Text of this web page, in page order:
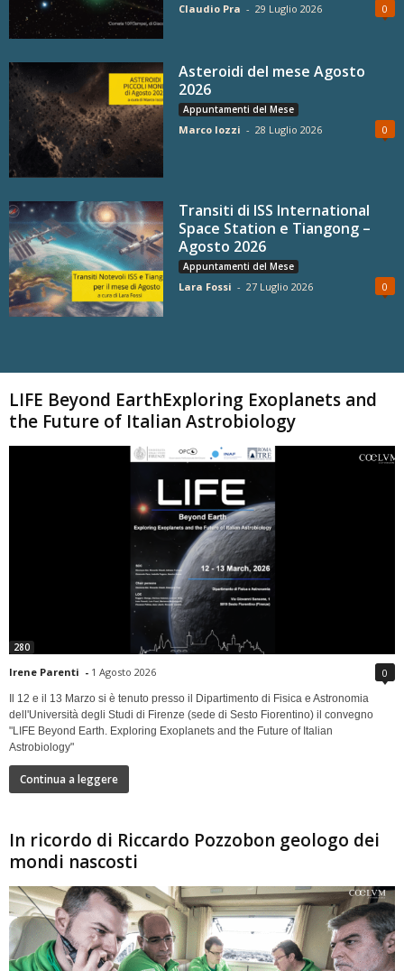
Claudio Pra - 29 Luglio 2026 0
Asteroidi del mese Agosto
2026
Appuntamenti del Mese
Marco Iozzi - 28 Luglio 2026 0
Transiti di ISS International
Space Station e Tiangong –
Agosto 2026
Appuntamenti del Mese
Lara Fossi - 27 Luglio 2026 0
LIFE Beyond EarthExploring Exoplanets and
the Future of Italian Astrobiology
280
Irene Parenti - 1 Agosto 2026 0
Il 12 e il 13 Marzo si è tenuto presso il Dipartimento di Fisica e Astronomia
dell'Università degli Studi di Firenze (sede di Sesto Fiorentino) il convegno
"LIFE Beyond Earth. Exploring Exoplanets and the Future of Italian
Astrobiology"
Continua a leggere
In ricordo di Riccardo Pozzobon geologo dei
mondi nascosti